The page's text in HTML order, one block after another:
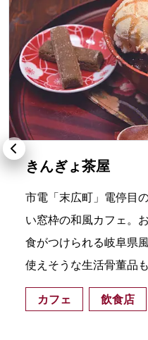
きんぎょ茶屋
市電「末広町」電停目
い窓枠の和風カフェ。
食がつけられる岐阜県
使えそうな生活骨董品
カフェ 飲食店